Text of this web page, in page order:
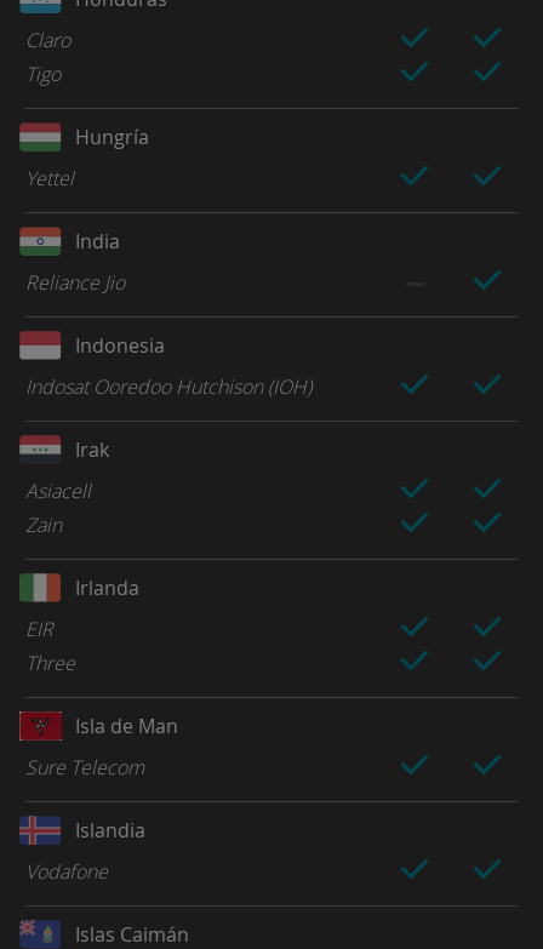
Claro
Tigo
Hungría
Yettel
India
Reliance Jio
Indonesia
Indosat Ooredoo Hutchison (IOH)
Irak
Asiacell
Zain
Irlanda
EIR
Three
Isla de Man
Sure Telecom
Islandia
Vodafone
Islas Caimán